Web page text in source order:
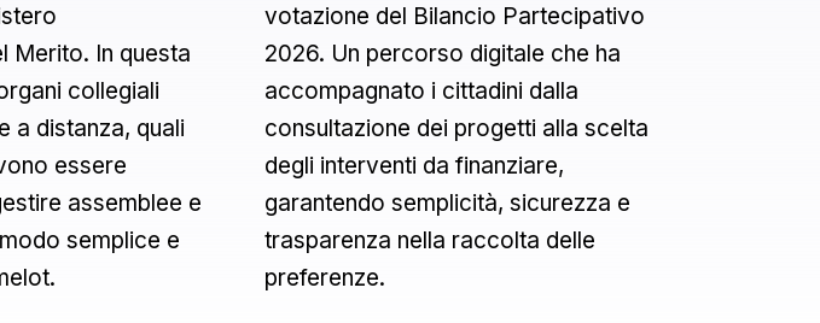
Merito. In questa
collegiali
a distanza, quali
essere
assemblee e
semplice e
votazione del Bilancio Partecipativo
2026. Un percorso digitale che ha
accompagnato i cittadini dalla
consultazione dei progetti alla scelta
degli interventi da finanziare,
garantendo semplicità, sicurezza e
trasparenza nella raccolta delle
preferenze.